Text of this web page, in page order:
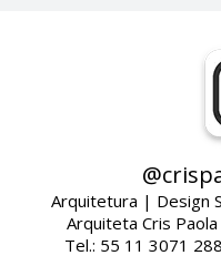
Arquitetura | Design
Arquiteta Cris
Tel.: 55 11 3071